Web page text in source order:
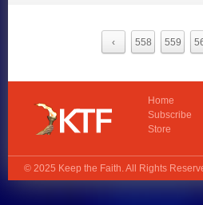
‹ 558 559
Home
Subscribe
Store
© 2025 Keep the Faith. All Rights